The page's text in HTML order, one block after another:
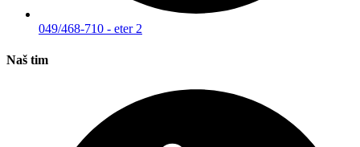
049/468-710 - eter 2
Naš tim